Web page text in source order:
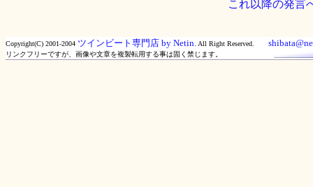
これ以降の発言
Copyright(C) 2001-2004 ツインビート専門店 by Netin. All Right Reserved.
リンクフリーですが、画像や文章を複製転用する事は固く禁じます。